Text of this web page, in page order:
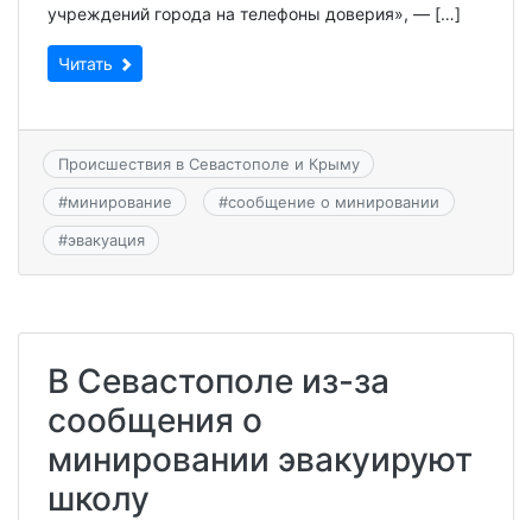
учреждений города на телефоны доверия», — […]
Читать
Происшествия в Севастополе и Крыму
#минирование #сообщение о минировании
#эвакуация
В Севастополе из-за
сообщения о
минировании эвакуируют
школу